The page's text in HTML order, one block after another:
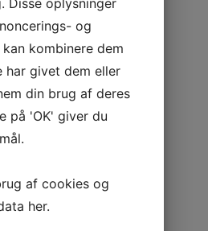
Disse oplysninger
og
kombinere dem
har givet dem eller
din brug af deres
på 'OK' giver du
af cookies og
her.